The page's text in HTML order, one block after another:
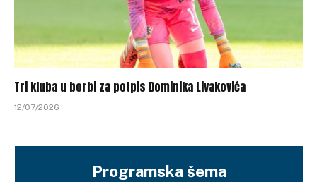
Tri kluba u borbi za potpis Dominika Livakovića
12/07/2026
Programska šema